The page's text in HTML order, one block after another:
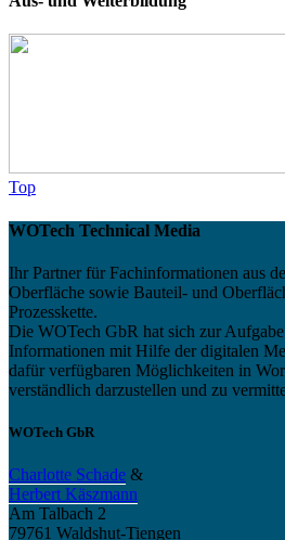
Top
WOTech Technical Media
Ihr Partner für Fachinformationen aus
Oberfläche sowie Bauteil- und
Prozesskette.
Die WOTech GbR hat sich zur
Informationen mit Hilfe der digitalen
dafür verfügbaren Möglichkeiten in
verständlich darzustellen und zu
WOTech GbR
Charlotte Schade &
Herbert Käszmann
Am Talbach 2
79761 Waldshut-Tiengen